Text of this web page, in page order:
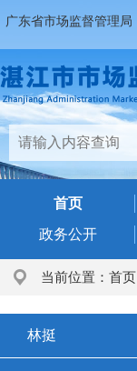
广东省市场监督管理局
首页
政务公开
当前位置： 首页
林挺